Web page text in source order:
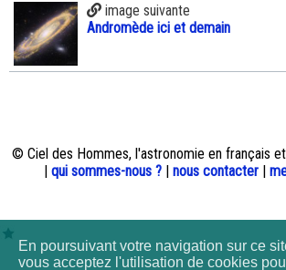
image suivante
Andromède ici et demain
© Ciel des Hommes, l'astronomie en français
| qui sommes-nous ? | nous contacter |
En poursuivant votre navigation sur ce
vous acceptez l'utilisation de cookies